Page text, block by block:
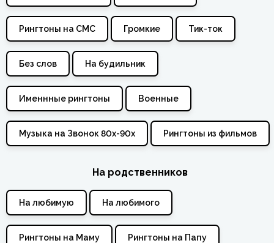
Рингтоны на СМС Громкие Тик-ток
Без слов На будильник
Именнные рингтоны Военные
Музыка на Звонок 80х-90х Рингтоны из фильмов
На родственников
На любимую На любимого
Рингтоны на Маму Рингтоны на Папу